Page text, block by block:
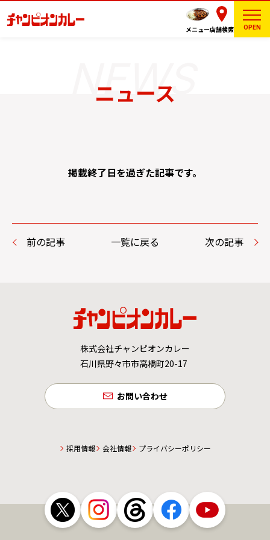
メニュー店舗検索 OPEN
ニュース
掲載終了日を過ぎた記事です。
前の記事 一覧に戻る 次の記事
株式会社チャンピオンカレー
石川県野々市市高橋町20-17
お問い合わせ
採用情報 会社情報 プライバシーポリシー